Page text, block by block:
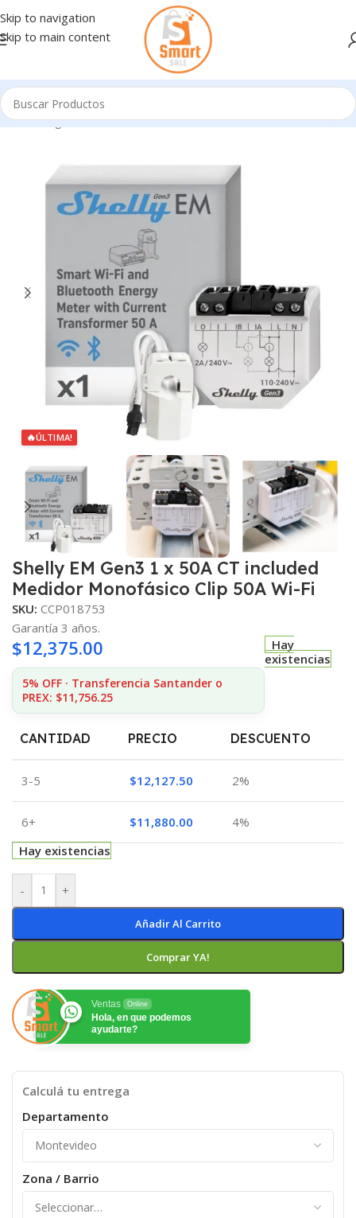
Skip to navigation
Skip to main content
Inicio/Ingresando
🔥ÚLTIMA!
Shelly EM Gen3 1 x 50A CT included
Medidor Monofásico Clip 50A Wi-Fi
SKU: CCP018753
Garantía 3 años.
$12,375.00
5% OFF · Transferencia Santander o
PREX: $11,756.25
Hay
existencias
CANTIDAD PRECIO DESCUENTO
3-5 $12,127.50 2%
6+ $11,880.00
4%
Hay existencias
- +
Añadir Al Carrito
Comprar YA!
Ventas Online
Hola, en que podemos
ayudarte?
Calculá tu entrega
Departamento
Zona / Barrio